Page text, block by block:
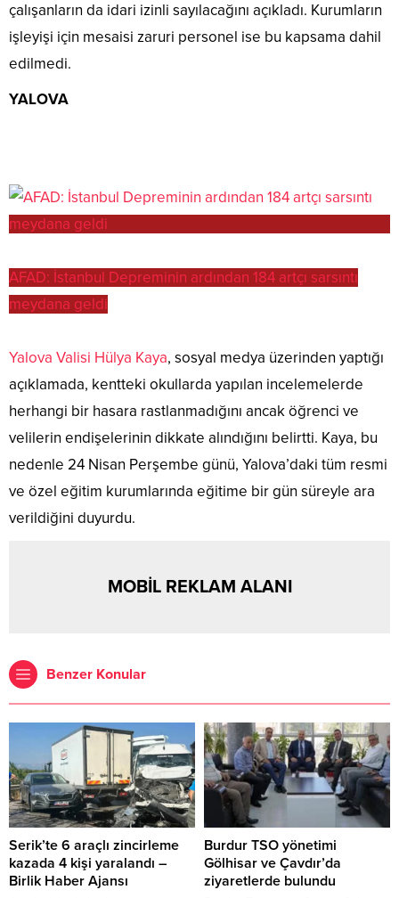
çalışanların da idari izinli sayılacağını açıkladı. Kurumların
işleyişi için mesaisi zaruri personel ise bu kapsama dahil
edilmedi.
YALOVA
AFAD: İstanbul Depreminin ardından 184 artçı sarsıntı
meydana geldi
Yalova Valisi Hülya Kaya, sosyal medya üzerinden yaptığı
açıklamada, kentteki okullarda yapılan incelemelerde
herhangi bir hasara rastlanmadığını ancak öğrenci ve
velilerin endişelerinin dikkate alındığını belirtti. Kaya, bu
nedenle 24 Nisan Perşembe günü, Yalova’daki tüm resmi
ve özel eğitim kurumlarında eğitime bir gün süreyle ara
verildiğini duyurdu.
MOBİL REKLAM ALANI
Benzer Konular
Serik’te 6 araçlı zincirleme
kazada 4 kişi yaralandı –
Birlik Haber Ajansı
Burdur TSO yönetimi
Gölhisar ve Çavdır’da
ziyaretlerde bulundu